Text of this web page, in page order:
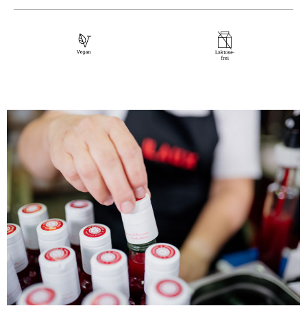
Spirituosen und Liköre – aus unserer
gemeinsam sind ein unnachahmlich guter
Geschmack, beste Zutaten und die sorgfältige,
Spirituosen Made in Germany – mit allen Sinnen.
Für echten Geschmack, ohne Kompromisse.
Alkoholgehalt
Europa-Allee, 29
54343 Föhren
Deutschland
GebindeBIB
Verkehrsbezeichnung
RUM
EAN4013149148195
Alkoholhaltig
Vegan
Glutenfrei
Alkoholgehalt
Vegetarisch